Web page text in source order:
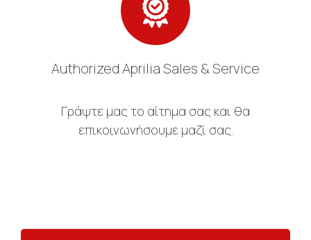
Authorized Aprilia Sales & Service
Γράψτε μας το αίτημα σας και θα
επικοινωνήσουμε μαζί σας.